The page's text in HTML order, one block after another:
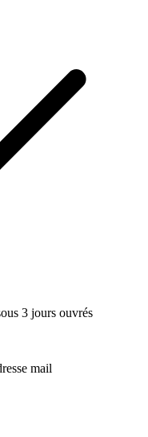
3 jours ouvrés
mail